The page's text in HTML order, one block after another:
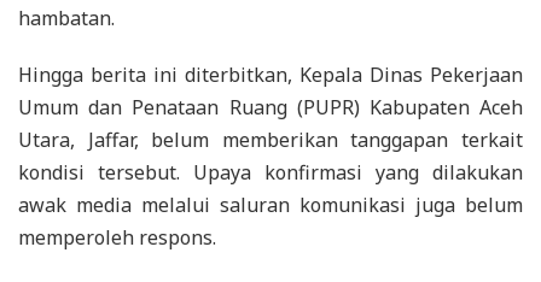
hambatan.
Hingga berita ini diterbitkan, Kepala Dinas Pekerjaan
Umum dan Penataan Ruang (PUPR) Kabupaten Aceh
Utara, Jaffar, belum memberikan tanggapan terkait
kondisi tersebut. Upaya konfirmasi yang dilakukan
awak media melalui saluran komunikasi juga belum
memperoleh respons.